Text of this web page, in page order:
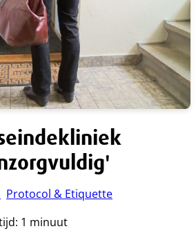
Protocol & Etiquette
1 minuut